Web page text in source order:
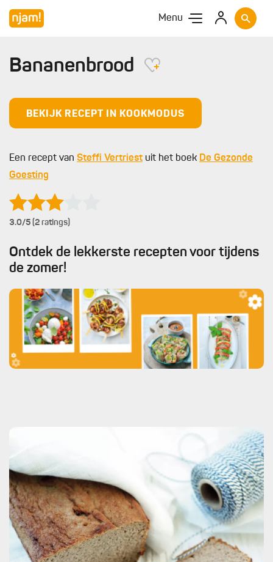
Menu
Bananenbrood
BEKIJK RECEPT IN KOOKMODUS
Een recept van Steffi Vertriest uit het boek De Gezonde
Goesting
3.0/5 (2 ratings)
Ontdek de lekkerste recepten voor tijdens
de zomer!